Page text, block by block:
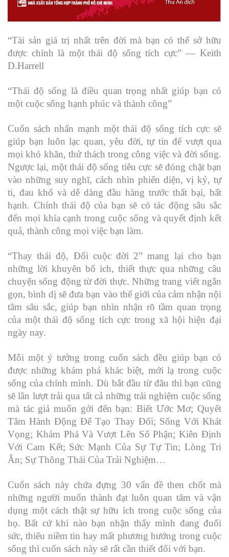
“Tài sản giá trị nhất trên đời mà bạn có thể sở hữu
được chính là một thái độ sống tích cực” — Keith
D.Harrell
“Thái độ sống là điều quan trọng nhất giúp bạn có
một cuộc sống hạnh phúc và thành công”
Cuốn sách nhấn mạnh một thái độ sống tích cực sẽ
giúp bạn luôn lạc quan, yêu đời, tự tin để vượt qua
mọi khó khăn, thử thách trong công việc và đời sống.
Ngược lại, một thái độ sống tiêu cực sẽ đóng chặt bạn
vào những suy nghĩ, cách nhìn phiến diện, vị kỷ, tự
ti, đau khổ và dễ dàng đầu hàng trước thất bại, bất
hạnh. Chính thái độ của bạn sẽ có tác động sâu sắc
đến mọi khía cạnh trong cuộc sống và quyết định kết
quả, thành công mọi việc bạn làm.
“Thay thái độ, Đổi cuộc đời 2” mang lại cho bạn
những lời khuyên bổ ích, thiết thực qua những câu
chuyện sống động từ đời thực. Những trang viết ngắn
gọn, bình dị sẽ đưa bạn vào thế giới của cảm nhận nội
tâm sâu sắc, giúp bạn nhìn nhận rõ tầm quan trọng
của một thái độ sống tích cực trong xã hội hiện đại
ngày nay.
Mỗi một ý tưởng trong cuốn sách đều giúp bạn có
được những khám phá khác biệt, mới lạ trong cuộc
sống của chính mình. Dù bắt đầu từ đâu thì bạn cũng
sẽ lần lượt trải qua tất cả những trải nghiệm cuộc sống
mà tác giả muốn gởi đến bạn: Biết Ước Mơ; Quyết
Tâm Hành Động Để Tạo Thay Đổi; Sống Với Khát
Vọng; Khám Phá Và Vượt Lên Số Phận; Kiên Định
Với Cam Kết; Sức Mạnh Của Sự Tự Tin; Lòng Tri
Ân; Sự Thông Thái Của Trải Nghiệm…
Cuốn sách này chứa đựng 30 vấn đề then chốt mà
những người muốn thành đạt luôn quan tâm và vận
dụng một cách thật sự hữu ích trong cuộc sống của
họ. Bất cứ khi nào bạn nhận thấy mình đang đuối
sức, thiếu niềm tin hay mất phương hướng trong cuộc
sống thì cuốn sách này sẽ rất cần thiết đối với bạn.